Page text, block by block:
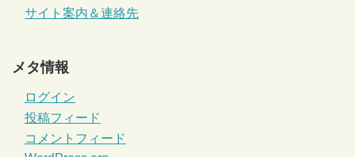
サイト案内＆連絡先
メタ情報
ログイン
投稿フィード
コメントフィード